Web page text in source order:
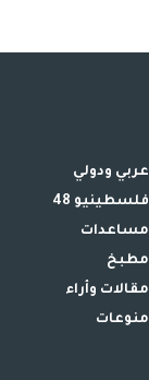
عربي ودولي
فلسطينيو 48
مساعدات
مطبخ
مقالات وأراء
منوعات